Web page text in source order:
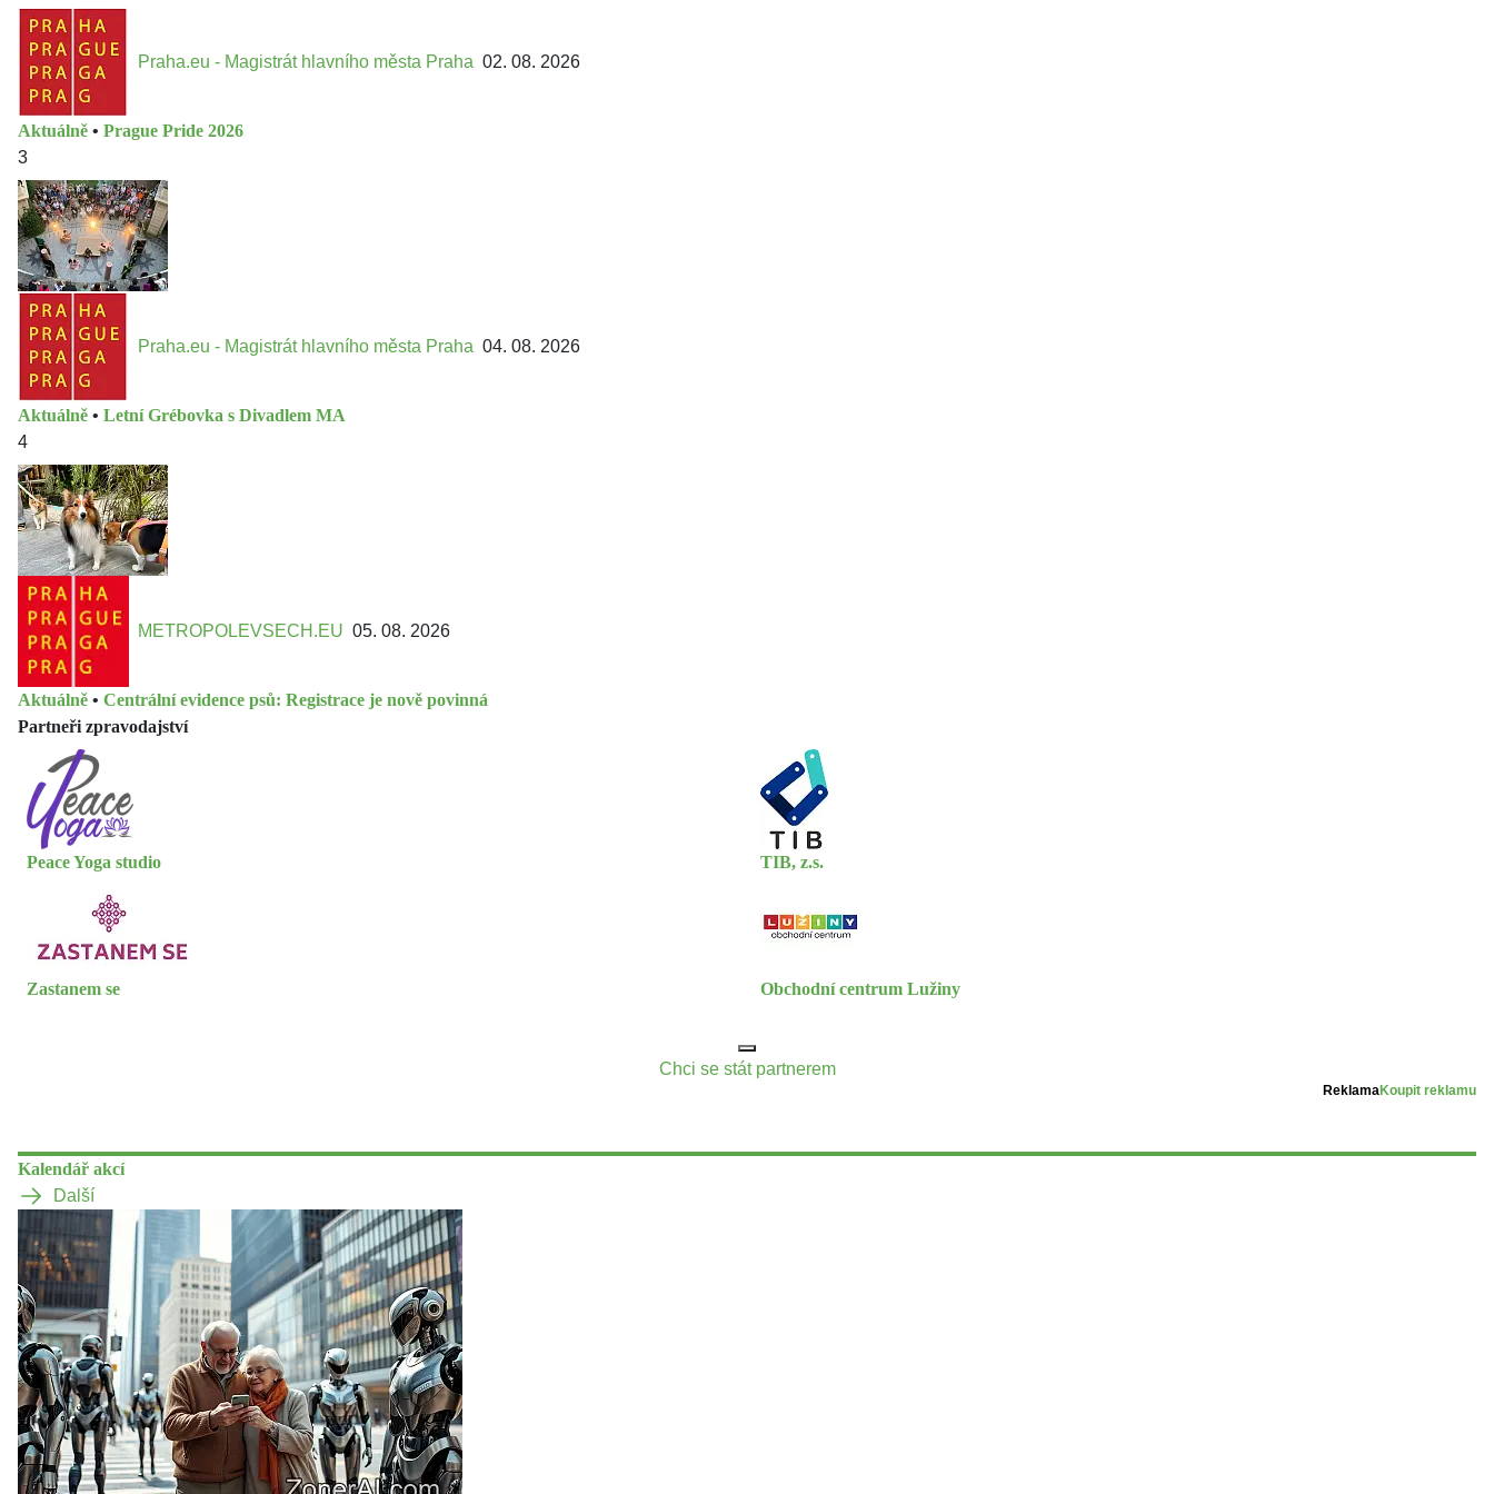
Praha.eu - Magistrát hlavního města Praha 02. 08. 2026
Aktuálně • Prague Pride 2026
3
Praha.eu - Magistrát hlavního města Praha 04. 08. 2026
Aktuálně • Letní Grébovka s Divadlem MA
4
METROPOLEVSECH.EU 05. 08. 2026
Aktuálně • Centrální evidence psů: Registrace je nově povinná
Partneři zpravodajství
Peace Yoga studio TIB, z.s.
Zastanem se Obchodní centrum Lužiny
Chci se stát partnerem
ReklamaKoupit reklamu
Kalendář akcí
Další